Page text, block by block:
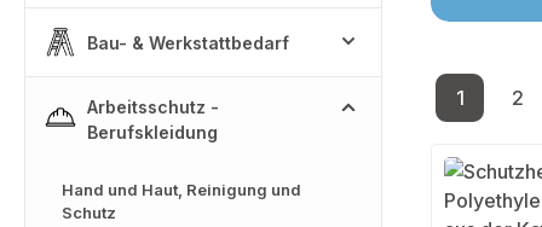
Bau- & Werkstattbedarf
Arbeitsschutz -
Berufskleidung
Hand und Haut, Reinigung und
Schutz
Seite
1 2